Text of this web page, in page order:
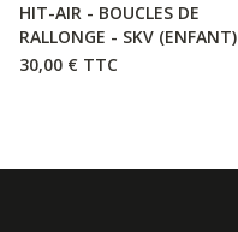
HIT-AIR - BOUCLES DE
RALLONGE - SKV (ENFANT)
30,00 € TTC